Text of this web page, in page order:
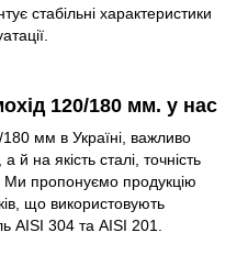
стабільні характеристики
120/180 мм. у нас
мм в Україні, важливо
й на якість сталі, точність
Ми пропонуємо продукцію
що використовують
AISI 304 та AISI 201.